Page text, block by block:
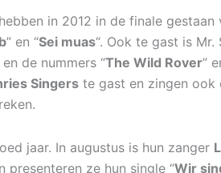
in 2012 in de finale gestaan
” en “Sei muas“. Ook te gast is Mr.
de nummers “The Wild Rover”
Singers te gast en zingen ook
jaar. In augustus is hun zanger
ze hun single “Wir